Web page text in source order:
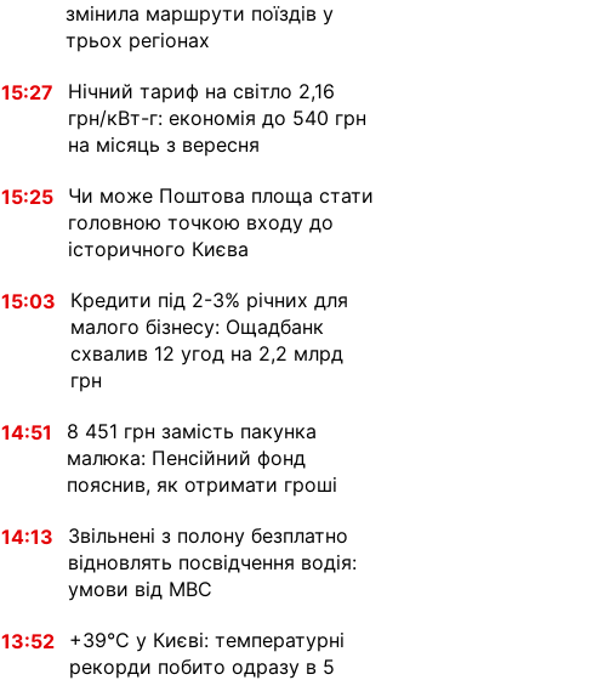
змінила маршрути поїздів у
трьох регіонах
15:27
Нічний тариф на світло 2,16
грн/кВт-г: економія до 540 грн
на місяць з вересня
15:25
Чи може Поштова площа стати
головною точкою входу до
історичного Києва
15:03
Кредити під 2-3% річних для
малого бізнесу: Ощадбанк
схвалив 12 угод на 2,2 млрд
грн
14:51
8 451 грн замість пакунка
малюка: Пенсійний фонд
пояснив, як отримати гроші
14:13
Звільнені з полону безплатно
відновлять посвідчення водія:
умови від МВС
13:52
+39°C у Києві: температурні
рекорди побито одразу в 5